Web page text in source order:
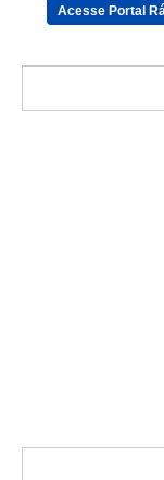
Acesse Portal